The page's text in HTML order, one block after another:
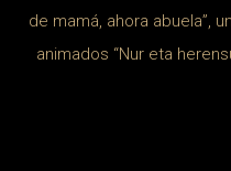
de mamá, ahora abuela”,
animados “Nur eta